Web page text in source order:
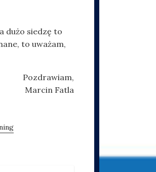
dużo siedzę to
to uważam,
Pozdrawiam,
Marcin Fatla